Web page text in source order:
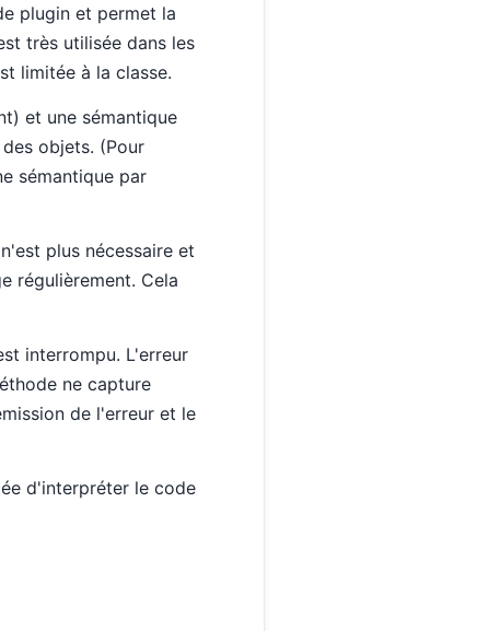
plugin et permet la
très utilisée dans les
limitée à la classe.
et une sémantique
objets. (Pour
sémantique par
plus nécessaire et
régulièrement. Cela
interrompu. L'erreur
ne capture
de l'erreur et le
d'interpréter le code